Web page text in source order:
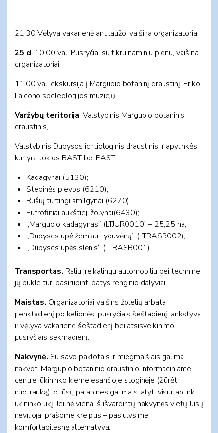
21:30 Vėlyva vakarienė ant laužo, vaišina organizatoriai
25 d. 10:00 val. Pusryčiai su tikru naminiu pienu, vaišina
organizatoriai
11:00 val. ekskursija į Margupio botaninį draustinį, Eriko
Laicono speleologijos muziejų
Varžybų teritorija: Valstybinis Margupio botaninis
draustinis,
Valstybinis Dubysos ichtiologinis draustinis ir apylinkės,
kur yra tokios BAST bei PAST:
Kadagynai (5130);
Stepinės pievos (6210);
Rūšių turtingi smilgynai (6270);
Eutrofiniai aukštieji žolynai(6430);
„Margupio kadagynas“ (LTJUR0010) – 25,25 ha;
„Dubysos upė žemiau Lyduvėnų“ (LTRASB002);
„Dubysos upės slėnis“ (LTRASB001).
Transportas. Raliui reikalingu automobiliu bei technine
jų būkle turi pasirūpinti patys renginio dalyviai.
Maistas. Organizatoriai vaišins žolelių arbata
penktadienį po kelionės, pusryčiais šeštadienį, ankstyva
ir vėlyva vakariene šeštadienį bei atsisveikinimo
pusryčiais sekmadienį.
Nakvynė. Su savo paklotais ir miegmaišiais galima
nakvoti Margupio botaninio draustinio informaciniame
centre, ūkininko kieme esančioje stoginėje (žiūrėti
nuotrauką), o Jūsų palapines galima statyti visur aplink
ūkininko ūkį. Jei nė viena iš išvardintų nakvynės vietų Jūsų
nevilioja, prašome kreiptis – pasiūlysime
komfortabilesnę alternatyvą.